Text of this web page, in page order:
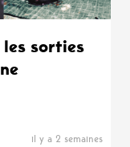
les sorties
il y a 2 semaines